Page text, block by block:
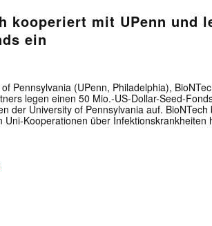
kooperiert mit UPenn und
ein
Pennsylvania (UPenn, Philadelphia),
legen einen 50 Mio.-US-Dollar-Seed-
der University of Pennsylvania auf. BioNTech
Uni-Kooperationen über Infektionskrankheiten